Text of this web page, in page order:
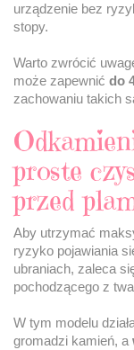
urządzenie bez
stopy.
Warto zwrócić
może zapewnić do
zachowaniu takich
proste
przed
Aby utrzymać
ryzyko pojawiania
ubraniach, zaleca
pochodzącego z
W tym modelu
gromadzi kamień, a